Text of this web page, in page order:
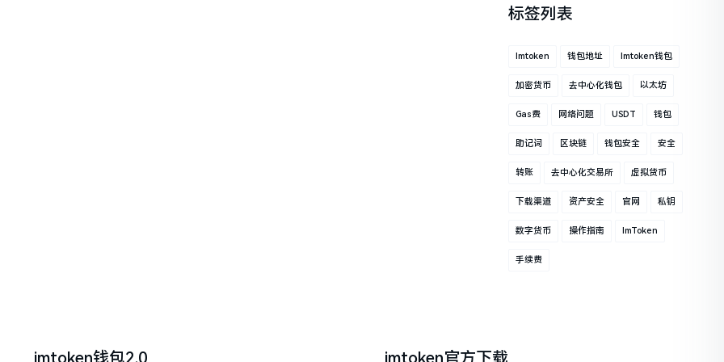
标签列表
Imtoken 钱包地址 Imtoken钱包
加密货币 去中心化钱包 以太坊
Gas费 网络问题 USDT 钱包
助记词 区块链 钱包安全 安全
转账 去中心化交易所 虚拟货币
下载渠道 资产安全 官网 私钥
数字货币 操作指南 ImToken
手续费